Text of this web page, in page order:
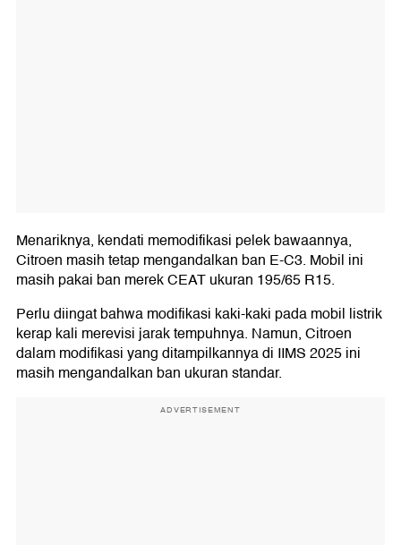
Menariknya, kendati memodifikasi pelek bawaannya,
Citroen masih tetap mengandalkan ban E-C3. Mobil ini
masih pakai ban merek CEAT ukuran 195/65 R15.
Perlu diingat bahwa modifikasi kaki-kaki pada mobil listrik
kerap kali merevisi jarak tempuhnya. Namun, Citroen
dalam modifikasi yang ditampilkannya di IIMS 2025 ini
masih mengandalkan ban ukuran standar.
ADVERTISEMENT